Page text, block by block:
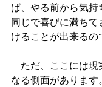
ば、やる前から気持
同じで喜びに満ち
けることが出来るの
ただ、ここには現
なる側面がありま